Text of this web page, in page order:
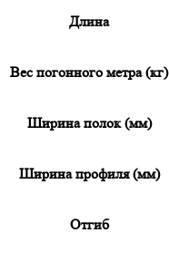
Длина
Вес погонного метра (кг)
Ширина полок (мм)
Ширина профиля (мм)
Отгиб